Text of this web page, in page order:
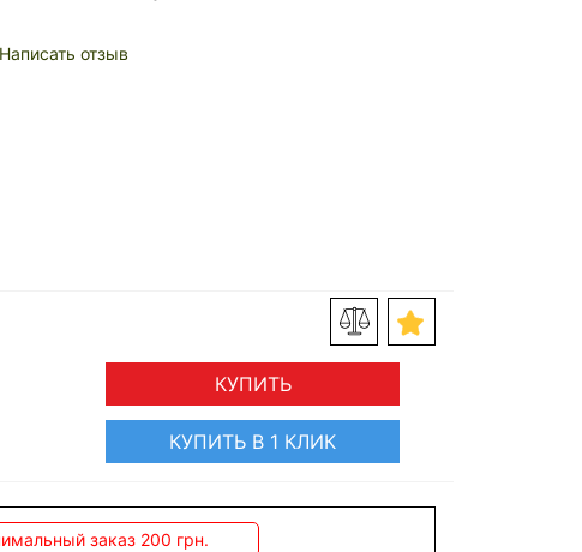
Написать отзыв
КУПИТЬ
КУПИТЬ В 1 КЛИК
заказ 200 грн.